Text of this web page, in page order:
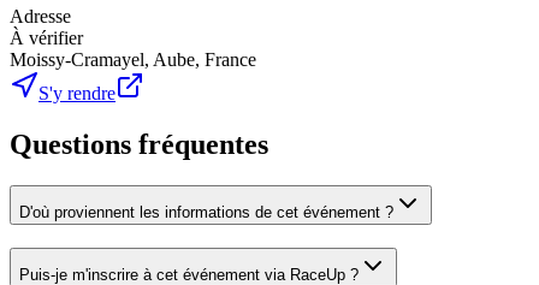
Adresse
À vérifier
Moissy-Cramayel, Aube, France
S'y rendre
Questions fréquentes
D'où proviennent les informations de cet événement ?
Puis-je m'inscrire à cet événement via RaceUp ?